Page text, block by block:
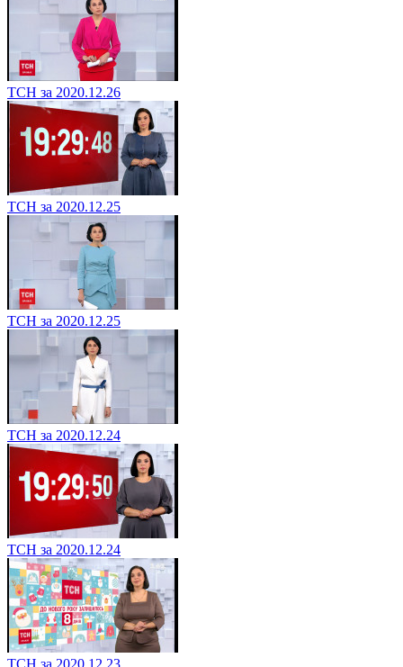
ТСН за 2020.12.26
ТСН за 2020.12.25
ТСН за 2020.12.25
ТСН за 2020.12.24
ТСН за 2020.12.24
ТСН за 2020.12.23